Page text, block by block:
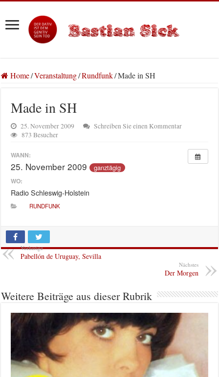
Home/Veranstaltung/Rundfunk/Made in SH
Made in SH
25. November 2009
Schreiben Sie einen Kommentar
873 Besucher
WANN:
25. November 2009 ganztägig
WO:
Radio Schleswig-Holstein
RUNDFUNK
Vorherige
Pabellón de Uruguay, Sevilla
Nächstes
Der Morgen
Weitere Beiträge aus dieser Rubrik